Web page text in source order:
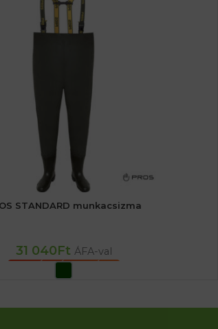
STANDARD munkacsizma
31 040Ft ÁFA-val
OPCIÓK VÁLASZTÁSA